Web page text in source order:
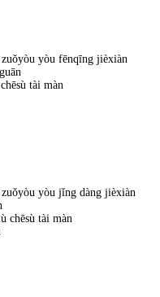
zuǒyòu yòu fēnqīng jièxiàn
tài màn
yòu jǐng dàng jièxiàn
chēsù tài màn